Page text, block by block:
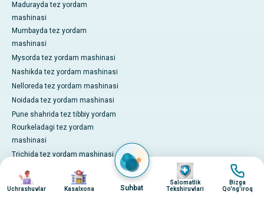
Madurayda tez yordam
mashinasi
Mumbayda tez yordam
mashinasi
Mysorda tez yordam mashinasi
Nashikda tez yordam mashinasi
Nelloreda tez yordam mashinasi
Noidada tez yordam mashinasi
Pune shahrida tez tibbiy yordam
Rourkeladagi tez yordam
mashinasi
Trichida tez yordam mashinasi
mashinasi
surat
Uchrashuvlar
surat
Kasalxona Suhbat
surat
Salomatlik
Tekshiruvlari
surat
Bizga
Qo'ng'iroq